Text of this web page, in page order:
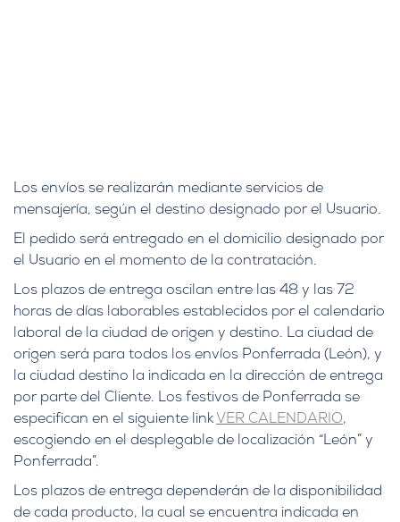
Los envíos se realizarán mediante servicios de
mensajería, según el destino designado por el Usuario.
El pedido será entregado en el domicilio designado por
el Usuario en el momento de la contratación.
Los plazos de entrega oscilan entre las 48 y las 72
horas de días laborables establecidos por el calendario
laboral de la ciudad de origen y destino. La ciudad de
origen será para todos los envíos Ponferrada (León), y
la ciudad destino la indicada en la dirección de entrega
por parte del Cliente. Los festivos de Ponferrada se
especifican en el siguiente link VER CALENDARIO,
escogiendo en el desplegable de localización “León” y
Ponferrada”.
Los plazos de entrega dependerán de la disponibilidad
de cada producto, la cual se encuentra indicada en